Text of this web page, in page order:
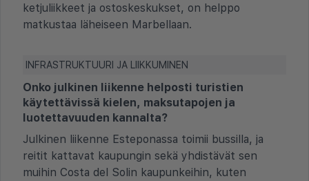
ketjuliikkeet ja ostoskeskukset, on helppo
matkustaa läheiseen Marbellaan.
INFRASTRUKTUURI JA LIIKKUMINEN
Onko julkinen liikenne helposti turistien
käytettävissä kielen, maksutapojen ja
luotettavuuden kannalta?
Julkinen liikenne Esteponassa toimii bussilla, ja
reitit kattavat kaupungin sekä yhdistävät sen
muihin Costa del Solin kaupunkeihin, kuten